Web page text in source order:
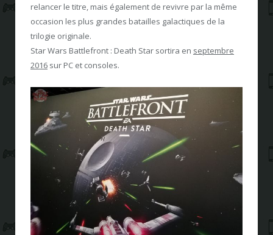
relancer le titre, mais également de revivre par la même
occasion les plus grandes batailles galactiques de la
trilogie originale.
Star Wars Battlefront : Death Star sortira en septembre
2016 sur PC et consoles.